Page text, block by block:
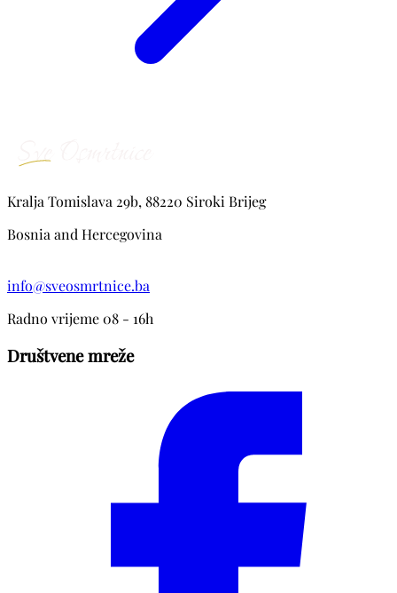
Kralja Tomislava 29b, 88220 Siroki Brijeg
Bosnia and Hercegovina
info@sveosmrtnice.ba
Radno vrijeme 08 - 16h
Društvene mreže